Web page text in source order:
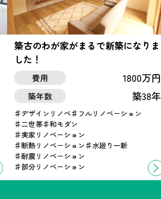
築古のわが家がまるで新築になりま
した！
費用 1800万円
築年数 築38年
デザインリノベ
フルリノベーション
二世帯
和モダン
実家リノベーション
断熱リノベーション
水廻り一新
耐震リノベーション
部分リノベーション